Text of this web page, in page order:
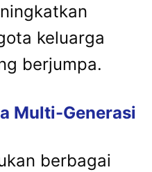
keluarga
berjumpa.
Multi-Generasi
berbagai